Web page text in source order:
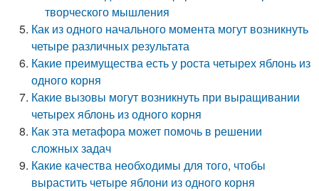
творческого мышления
Как из одного начального момента могут возникнуть
четыре различных результата
Какие преимущества есть у роста четырех яблонь из
одного корня
Какие вызовы могут возникнуть при выращивании
четырех яблонь из одного корня
Как эта метафора может помочь в решении
сложных задач
Какие качества необходимы для того, чтобы
вырастить четыре яблони из одного корня